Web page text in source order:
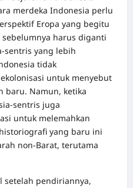
merdeka Indonesia perlu
Eropa yang begitu
harus diganti
sentris yang lebih
tidak
untuk menyebut
baru. Namun, ketika
sentris juga
untuk melemahkan
yang baru ini
non-Barat, terutama
setelah pendiriannya,